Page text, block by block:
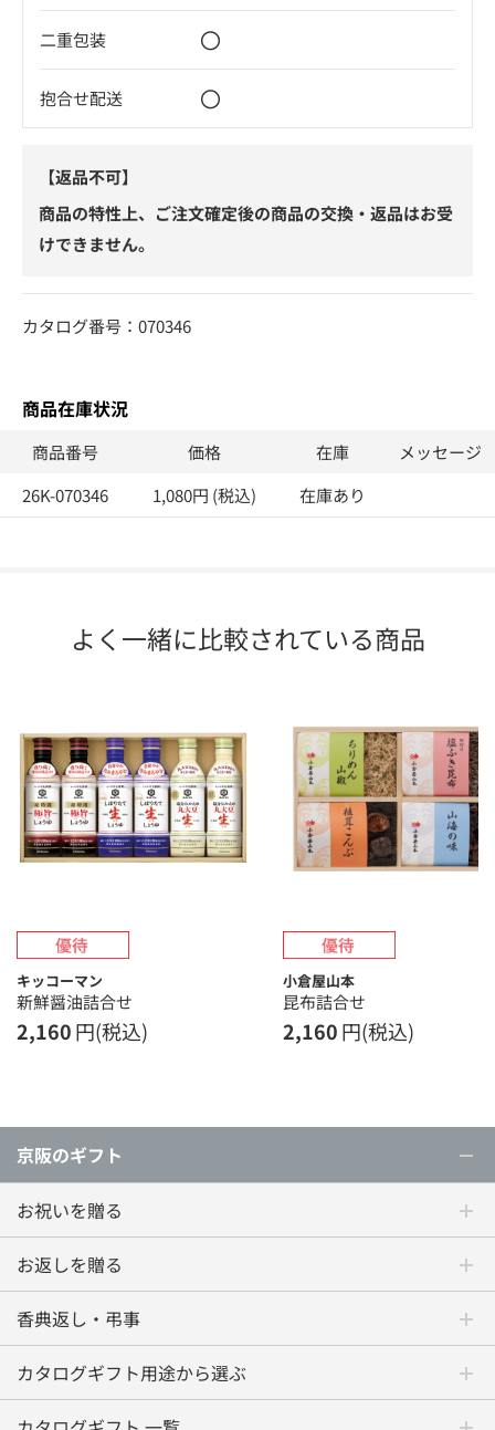
二重包装 〇
抱合せ配送 〇
【返品不可】
商品の特性上、ご注文確定後の商品の交換・返品はお受
けできません。
カタログ番号：070346
商品在庫状況
商品番号 価格 在庫
メッセージ
26K-070346
1,080円 (税込) 在庫あり
よく一緒に比較されている商品
キッコーマン
新鮮醤油詰合せ
2,160円(税込)
小倉屋山本
昆布詰合せ
2,160円(税込)
京阪のギフト
お祝いを贈る
お返しを贈る
香典返し・弔事
カタログギフト用途から選ぶ